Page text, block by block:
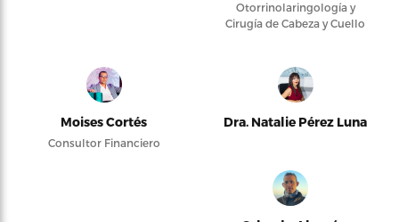
Otorrinolaringología y
Cirugía de Cabeza y Cuello
Moises Cortés
Consultor Financiero
Dra. Natalie Pérez Luna